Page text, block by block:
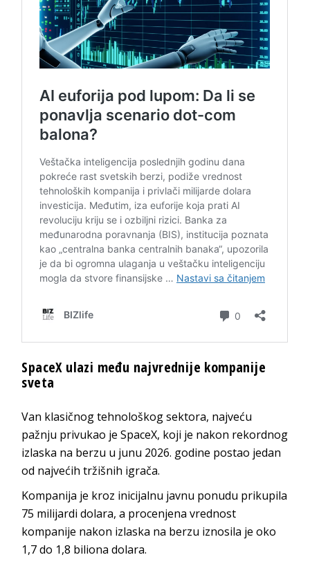
SpaceX ulazi među najvrednije kompanije
sveta
Van klasičnog tehnološkog sektora, najveću
pažnju privukao je SpaceX, koji je nakon rekordnog
izlaska na berzu u junu 2026. godine postao jedan
od najvećih tržišnih igrača.
Kompanija je kroz inicijalnu javnu ponudu prikupila
75 milijardi dolara, a procenjena vrednost
kompanije nakon izlaska na berzu iznosila je oko
1,7 do 1,8 biliona dolara.